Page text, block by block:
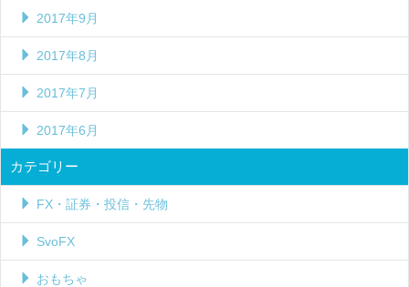
2017年9月
2017年8月
2017年7月
2017年6月
カテゴリー
FX・証券・投信・先物
SvoFX
おもちゃ